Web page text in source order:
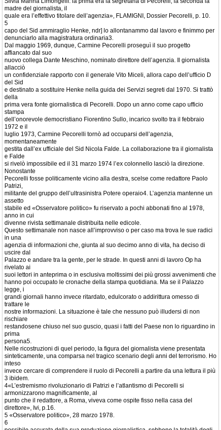
madre del giornalista, il
quale era l’effettivo titolare dell’agenzia», FLAMIGNI, Dossier Pecorelli, p. 10.
5
capo del Sid ammiraglio Henke, ndr] lo allontanammo dal lavoro e finimmo per
denunciarlo alla magistratura ordinaria3.
Dal maggio 1969, dunque, Carmine Pecorelli proseguì il suo progetto
affiancato dal suo
nuovo collega Dante Meschino, nominato direttore dell’agenzia. Il giornalista
allacciò
un confidenziale rapporto con il generale Vito Miceli, allora capo dell’ufficio D
del Sid
e destinato a sostituire Henke nella guida dei Servizi segreti dal 1970. Si trattò
della
prima vera fonte giornalistica di Pecorelli. Dopo un anno come capo ufficio
stampa
dell’onorevole democristiano Fiorentino Sullo, incarico svolto tra il febbraio
1972 e il
luglio 1973, Carmine Pecorelli tornò ad occuparsi dell’agenzia,
momentaneamente
gestita dall’ex ufficiale del Sid Nicola Falde. La collaborazione tra il giornalista
e Falde
si rivelò impossibile ed il 31 marzo 1974 l’ex colonnello lasciò la direzione.
Nonostante
Pecorelli fosse politicamente vicino alla destra, scelse come redattore Paolo
Patrizi,
militante del gruppo dell’ultrasinistra Potere operaio4. L’agenzia mantenne un
assetto
stabile ed «Osservatore politico» fu riservato a pochi abbonati fino al 1978,
anno in cui
divenne rivista settimanale distribuita nelle edicole.
Questo settimanale non nasce all’improvviso o per caso ma trova le sue radici
in una
agenzia di informazioni che, giunta al suo decimo anno di vita, ha deciso di
uscire dal
Palazzo e andare tra la gente, per le strade. In questi anni di lavoro Op ha
rivelato ai
suoi lettori in anteprima o in esclusiva moltissimi dei più grossi avvenimenti che
hanno poi occupato le cronache della stampa quotidiana. Ma se il Palazzo
legge, i
grandi giornali hanno invece ritardato, edulcorato o addirittura omesso di
trattare le
nostre informazioni. La situazione è tale che nessuno può illudersi di non
rischiare
restandosene chiuso nel suo guscio, quasi i fatti del Paese non lo riguardino in
prima
persona5.
Nelle ricostruzioni di quel periodo, la figura del giornalista viene presentata
sinteticamente, una comparsa nel tragico scenario degli anni del terrorismo. Ho
inteso
invece cercare di comprendere il ruolo di Pecorelli a partire da una lettura il più
3 ibidem.
4«L’estremismo rivoluzionario di Patrizi e l’atlantismo di Pecorelli si
armonizzarono magnificamente, al
punto che il redattore, a Roma, viveva come ospite fisso nella casa del
direttore», Ivi, p.16.
5 «Osservatore politico», 28 marzo 1978.
6